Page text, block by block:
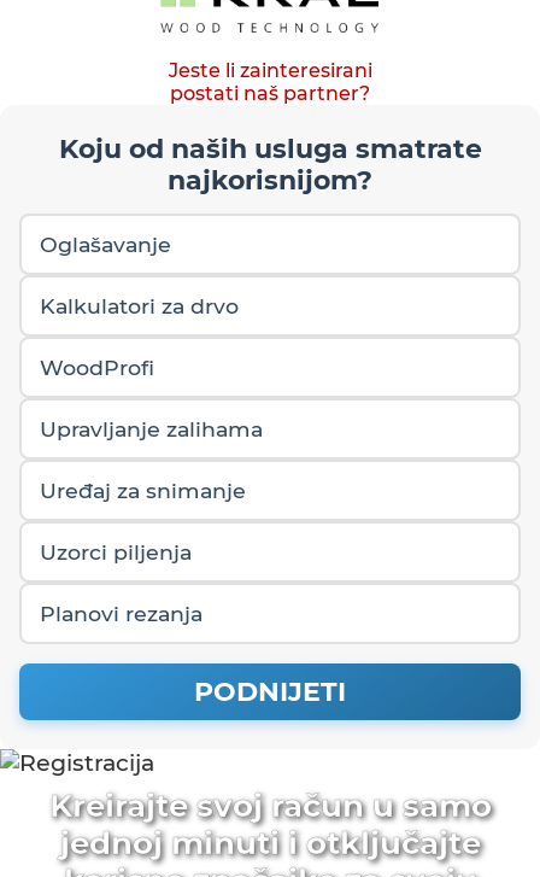
Kreirajte svoj račun u samo
jednoj minuti i otključajte
Jeste li zainteresirani
postati naš partner?
Koju od naših usluga smatrate
najkorisnijom?
Oglašavanje
Kalkulatori za drvo
WoodProfi
Upravljanje zalihama
Uređaj za snimanje
Uzorci piljenja
Planovi rezanja
PODNIJETI